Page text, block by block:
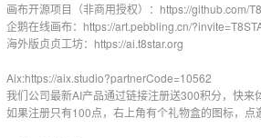
画布开源项目（非商用授权）：https://github.com/
企鹅在线画布：https://art.pebbling.cn/
海外版贞贞工坊：https://ai.t8star.org
Aix:https://aix.studio?partnerCode=10562
我们公司最新AI产品通过链接注册送300积分，快来
如果注册只有100点，右上角有个礼物盒的图标，